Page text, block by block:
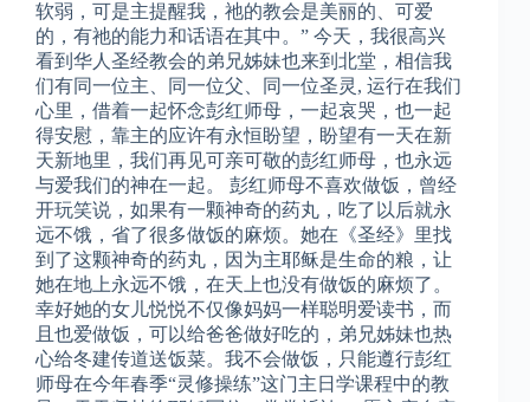
软弱，可是主提醒我，祂的教会是美丽的、可爱
的，有祂的能力和话语在其中。” 今天，我很高兴
看到华人圣经教会的弟兄姊妹也来到北堂，相信我
们有同一位主、同一位父、同一位圣灵, 运行在我们
心里，借着一起怀念彭红师母，一起哀哭，也一起
得安慰，靠主的应许有永恒盼望，盼望有一天在新
天新地里，我们再见可亲可敬的彭红师母，也永远
与爱我们的神在一起。 彭红师母不喜欢做饭，曾经
开玩笑说，如果有一颗神奇的药丸，吃了以后就永
远不饿，省了很多做饭的麻烦。她在《圣经》里找
到了这颗神奇的药丸，因为主耶稣是生命的粮，让
她在地上永远不饿，在天上也没有做饭的麻烦了。
幸好她的女儿悦悦不仅像妈妈一样聪明爱读书，而
且也爱做饭，可以给爸爸做好吃的，弟兄姊妹也热
心给冬建传道送饭菜。我不会做饭，只能遵行彭红
师母在今年春季“灵修操练”这门主日学课程中的教